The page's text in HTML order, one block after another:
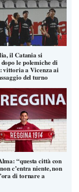
il Catania si
le polemiche di
vittoria a Vicenza ai
del turno
“questa città con
c’entra niente, non
di tornare a